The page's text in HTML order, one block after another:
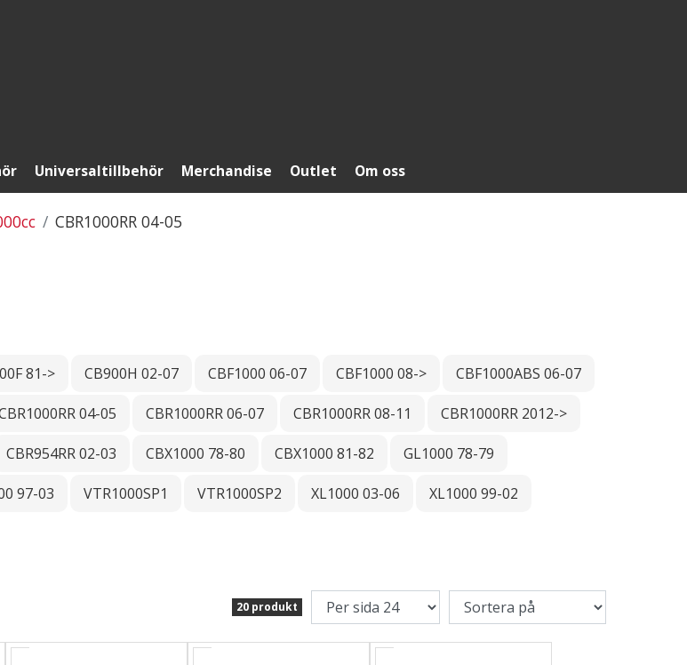
Universaltillbehör Merchandise Outlet Om oss
CBR1000RR 04-05
81-> CB900H 02-07 CBF1000 06-07 CBF1000 08-> CBF1000ABS 06-07
04-05 CBR1000RR 06-07 CBR1000RR 08-11 CBR1000RR 2012->
CBR954RR 02-03 CBX1000 78-80 CBX1000 81-82 GL1000 78-79
97-03 VTR1000SP1 VTR1000SP2 XL1000 03-06 XL1000 99-02
20 produkt